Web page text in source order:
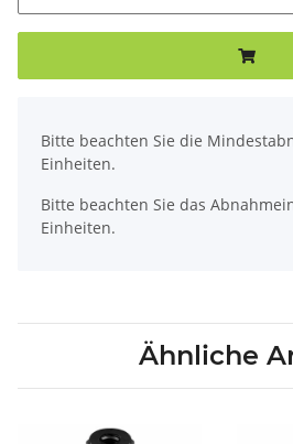
Bitte beachten Sie die
Einheiten.
Bitte beachten Sie das
Einheiten.
Ähnliche